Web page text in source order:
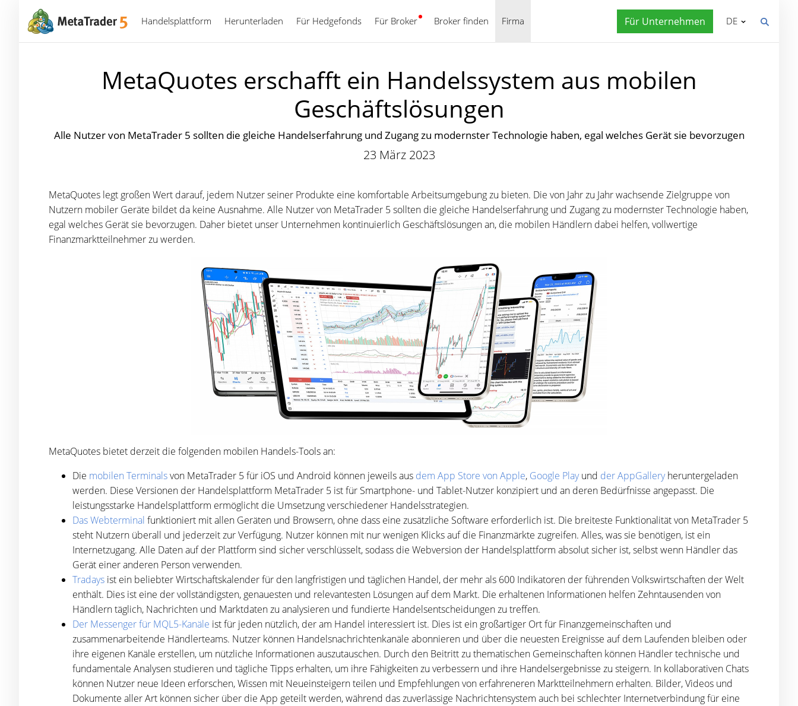
Handelsplattform Herunterladen Für Hedgefonds Für Broker Broker finden Firma Für Unternehmen
Deutsch DE
MetaQuotes erschafft ein Handelssystem aus mobilen
Geschäftslösungen
Alle Nutzer von MetaTrader 5 sollten die gleiche Handelserfahrung und Zugang zu modernster Technologie haben, egal welches Gerät sie bevorzugen
23 März 2023
MetaQuotes legt großen Wert darauf, jedem Nutzer seiner Produkte eine komfortable Arbeitsumgebung zu bieten. Die von Jahr zu Jahr wachsende Zielgruppe von
Nutzern mobiler Geräte bildet da keine Ausnahme. Alle Nutzer von MetaTrader 5 sollten die gleiche Handelserfahrung und Zugang zu modernster Technologie haben,
egal welches Gerät sie bevorzugen. Daher bietet unser Unternehmen kontinuierlich Geschäftslösungen an, die mobilen Händlern dabei helfen, vollwertige
Finanzmarktteilnehmer zu werden.
MetaQuotes bietet derzeit die folgenden mobilen Handels-Tools an:
Die mobilen Terminalsvon MetaTrader 5 für iOS und Android können jeweils aus dem App Store von Apple, Google Playund der AppGalleryheruntergeladen
werden. Diese Versionen der Handelsplattform MetaTrader 5 ist für Smartphone- und Tablet-Nutzer konzipiert und an deren Bedürfnisse angepasst. Die
leistungsstarke Handelsplattform ermöglicht die Umsetzung verschiedener Handelsstrategien.
Das Webterminal funktioniert mit allen Geräten und Browsern, ohne dass eine zusätzliche Software erforderlich ist. Die breiteste Funktionalität von MetaTrader 5
steht Nutzern überall und jederzeit zur Verfügung. Nutzer können mit nur wenigen Klicks auf die Finanzmärkte zugreifen. Alles, was sie benötigen, ist ein
Internetzugang. Alle Daten auf der Plattform sind sicher verschlüsselt, sodass die Webversion der Handelsplattform absolut sicher ist, selbst wenn Händler das
Gerät einer anderen Person verwenden.
Tradays ist ein beliebter Wirtschaftskalender für den langfristigen und täglichen Handel, der mehr als 600 Indikatoren der führenden Volkswirtschaften der Welt
enthält. Dies ist eine der vollständigsten, genauesten und relevantesten Lösungen auf dem Markt. Die erhaltenen Informationen helfen Zehntausenden von
Händlern täglich, Nachrichten und Marktdaten zu analysieren und fundierte Handelsentscheidungen zu treffen.
Der Messenger für MQL5-Kanäle ist für jeden nützlich, der am Handel interessiert ist. Dies ist ein großartiger Ort für Finanzgemeinschaften und
zusammenarbeitende Händlerteams. Nutzer können Handelsnachrichtenkanäle abonnieren und über die neuesten Ereignisse auf dem Laufenden bleiben oder
ihre eigenen Kanäle erstellen, um nützliche Informationen auszutauschen. Durch den Beitritt zu thematischen Gemeinschaften können Händler technische und
fundamentale Analysen studieren und tägliche Tipps erhalten, um ihre Fähigkeiten zu verbessern und ihre Handelsergebnisse zu steigern. In kollaborativen Chats
können Nutzer neue Ideen erforschen, Wissen mit Neueinsteigern teilen und Empfehlungen von erfahreneren Marktteilnehmern erhalten. Bilder, Videos und
Dokumente aller Art können sicher über die App geteilt werden, während das zuverlässige Nachrichtensystem auch bei schlechter Internetverbindung für eine